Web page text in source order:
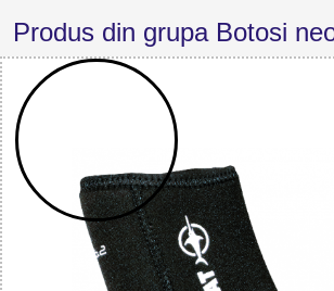
Produs din grupa Botosi